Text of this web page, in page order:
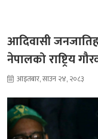
आदिवासी
नेपालको राष्ट्रिय
आइतबार, साउन २४, २०८३